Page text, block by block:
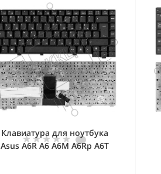
Клавиатура для ноутбука
Asus A6R A6 A6M A6Rp A6T